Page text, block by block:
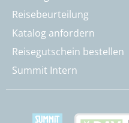
Reisebeurteilung
Katalog anfordern
Reisegutschein bestellen
Summit Intern